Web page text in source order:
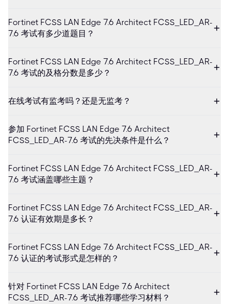
Fortinet FCSS LAN Edge 7.6 Architect FCSS_LED_AR-
7.6 考试有多少道题目？
Fortinet FCSS LAN Edge 7.6 Architect FCSS_LED_AR-
7.6 考试的及格分数是多少？
在线考试有监考吗？还是无监考？
参加 Fortinet FCSS LAN Edge 7.6 Architect
FCSS_LED_AR-7.6 考试的先决条件是什么？
Fortinet FCSS LAN Edge 7.6 Architect FCSS_LED_AR-
7.6 考试涵盖哪些主题？
Fortinet FCSS LAN Edge 7.6 Architect FCSS_LED_AR-
7.6 认证有效期是多长？
Fortinet FCSS LAN Edge 7.6 Architect FCSS_LED_AR-
7.6 认证的考试形式是怎样的？
针对 Fortinet FCSS LAN Edge 7.6 Architect
FCSS_LED_AR-7.6 考试推荐哪些学习材料？